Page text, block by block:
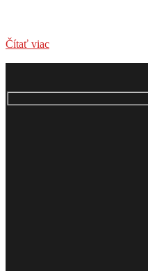
Čítať viac
2017-
31